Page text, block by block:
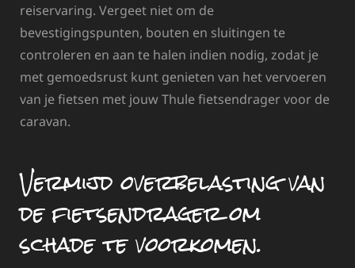
reiservaring. Vergeet niet om de
bevestigingspunten, bouten en sluitingen te
controleren en aan te halen indien nodig, zodat je
met gemoedsrust kunt genieten van het vervoeren
van je fietsen met jouw Thule fietsendrager voor de
caravan.
Vermijd overbelasting van
de fietsendrager om
schade te voorkomen.